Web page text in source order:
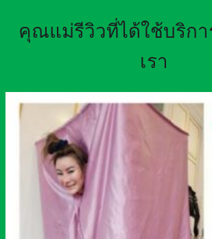
คุณแม่รีวิวที่ได้ใช้บริกา
เรา